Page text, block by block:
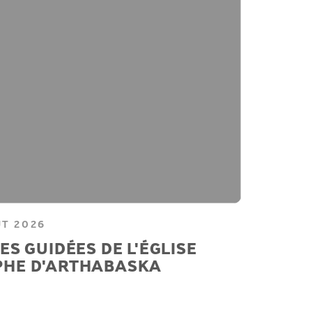
2026
GUIDÉES DE L'ÉGLISE
D'ARTHABASKA